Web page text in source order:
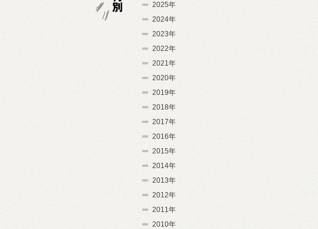
2025年
2024年
2023年
2022年
2021年
2020年
2019年
2018年
2017年
2016年
2015年
2014年
2013年
2012年
2011年
2010年